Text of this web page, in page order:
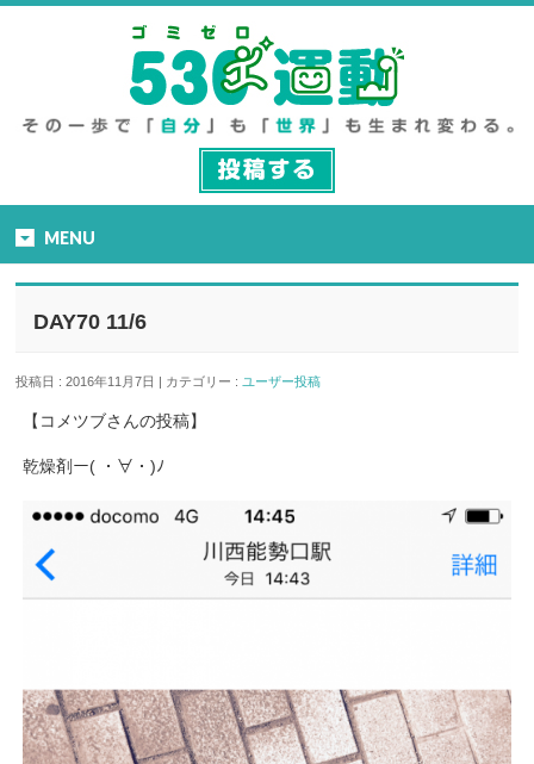
MENU
DAY70 11/6
投稿日 : 2016年11月7日 | カテゴリー :ユーザー投稿
【コメツブさんの投稿】
乾燥剤ー( ・∀・)ﾉ